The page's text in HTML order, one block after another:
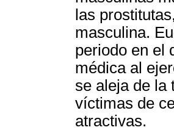
las
masculina.
periodo en el
médica al
se aleja de la
víctimas de
atractivas.